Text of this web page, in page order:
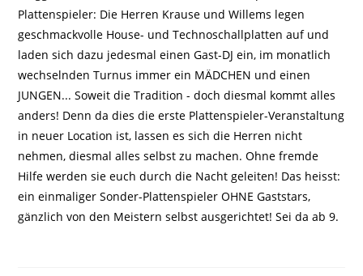
Plattenspieler: Die Herren Krause und Willems legen
geschmackvolle House- und Technoschallplatten auf und
laden sich dazu jedesmal einen Gast-DJ ein, im monatlich
wechselnden Turnus immer ein MÄDCHEN und einen
JUNGEN... Soweit die Tradition - doch diesmal kommt alles
anders! Denn da dies die erste Plattenspieler-Veranstaltung
in neuer Location ist, lassen es sich die Herren nicht
nehmen, diesmal alles selbst zu machen. Ohne fremde
Hilfe werden sie euch durch die Nacht geleiten! Das heisst:
ein einmaliger Sonder-Plattenspieler OHNE Gaststars,
gänzlich von den Meistern selbst ausgerichtet! Sei da ab 9.